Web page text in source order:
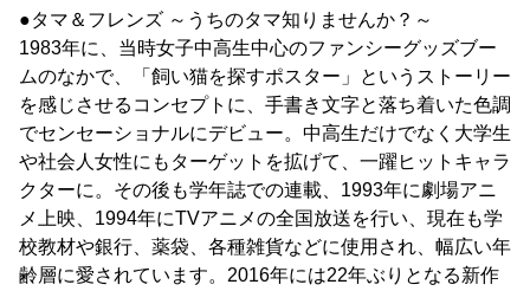
●タマ＆フレンズ ～うちのタマ知りませんか？～
1983年に、当時女子中高生中心のファンシーグッズブー
ムのなかで、「飼い猫を探すポスター」というストーリー
を感じさせるコンセプトに、手書き文字と落ち着いた色調
でセンセーショナルにデビュー。中高生だけでなく大学生
や社会人女性にもターゲットを拡げて、一躍ヒットキャラ
クターに。その後も学年誌での連載、1993年に劇場アニ
メ上映、1994年にTVアニメの全国放送を行い、現在も学
校教材や銀行、薬袋、各種雑貨などに使用され、幅広い年
齢層に愛されています。2016年には22年ぶりとなる新作